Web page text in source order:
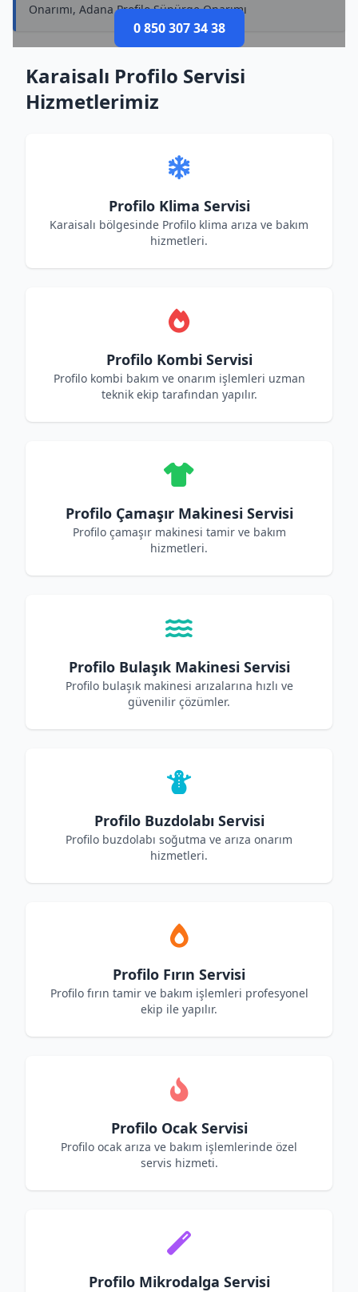
0 850 307 34 38
Onarımı, Adana Profilo Süpürge Onarımı
Karaisalı Profilo Servisi
Hizmetlerimiz
Profilo Klima Servisi
Karaisalı bölgesinde Profilo klima arıza ve bakım
hizmetleri.
Profilo Kombi Servisi
Profilo kombi bakım ve onarım işlemleri uzman
teknik ekip tarafından yapılır.
Profilo Çamaşır Makinesi Servisi
Profilo çamaşır makinesi tamir ve bakım
hizmetleri.
Profilo Bulaşık Makinesi Servisi
Profilo bulaşık makinesi arızalarına hızlı ve
güvenilir çözümler.
Profilo Buzdolabı Servisi
Profilo buzdolabı soğutma ve arıza onarım
hizmetleri.
Profilo Fırın Servisi
Profilo fırın tamir ve bakım işlemleri profesyonel
ekip ile yapılır.
Profilo Ocak Servisi
Profilo ocak arıza ve bakım işlemlerinde özel
servis hizmeti.
Profilo Mikrodalga Servisi